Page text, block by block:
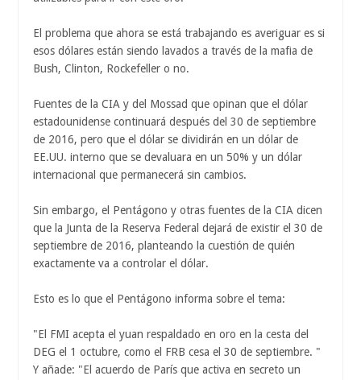
El problema que ahora se está trabajando es averiguar es si
esos dólares están siendo lavados a través de la mafia de
Bush, Clinton, Rockefeller o no.
Fuentes de la CIA y del Mossad que opinan que el dólar
estadounidense continuará después del 30 de septiembre
de 2016, pero que el dólar se dividirán en un dólar de
EE.UU. interno que se devaluara en un 50% y un dólar
internacional que permanecerá sin cambios.
Sin embargo, el Pentágono y otras fuentes de la CIA dicen
que la Junta de la Reserva Federal dejará de existir el 30 de
septiembre de 2016, planteando la cuestión de quién
exactamente va a controlar el dólar.
Esto es lo que el Pentágono informa sobre el tema:
"El FMI acepta el yuan respaldado en oro en la cesta del
DEG el 1 octubre, como el FRB cesa el 30 de septiembre. "
Y añade: "El acuerdo de París que activa en secreto un